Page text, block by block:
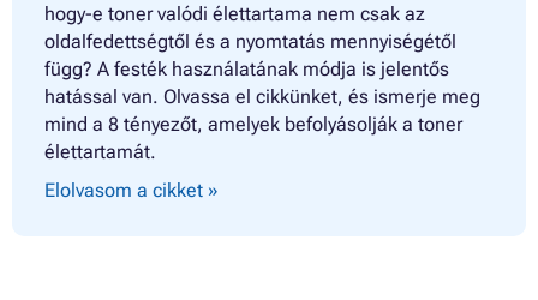
hogy-e toner valódi élettartama nem csak az
oldalfedettségtől és a nyomtatás mennyiségétől
függ? A festék használatának módja is jelentős
hatással van. Olvassa el cikkünket, és ismerje meg
mind a 8 tényezőt, amelyek befolyásolják a toner
élettartamát.
Elolvasom a cikket »